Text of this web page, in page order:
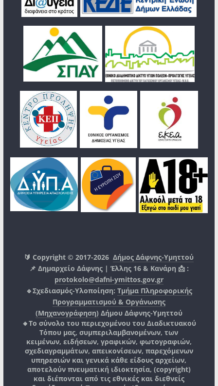
🔰 Copyright © 2017-2026Δήμος Δάφνης-Υμηττού
📌 Δημαρχείο Δάφνης | Έλλης 16 & Κανάρη 📩 :
protokolo@dafni-ymittos.gov.gr
🔹Σχεδιασμός-Υλοποίηση: Τμήμα Πληροφορικής
Προγραμματισμού & Οργάνωσης
(Μηχανογράφηση) Δήμου Δάφνης-Υμηττού
🔸Το σύνολο του περιεχομένου του Διαδικτυακού
Τόπου μας, συμπεριλαμβανομένων, των
κειμένων, ειδήσεων, γραφικών, φωτογραφιών,
σχεδιαγραμμάτων, απεικονίσεων, παρεχόμενων
υπηρεσιών και γενικά κάθε είδους αρχείων,
αποτελούν πνευματική ιδιοκτησία, (copyright)
και διέπονται από τις εθνικές και διεθνείς